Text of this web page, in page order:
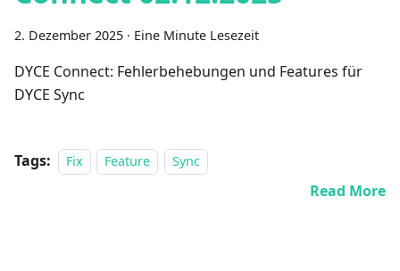
2. Dezember 2025 · Eine Minute Lesezeit
DYCE Connect: Fehlerbehebungen und Features für
DYCE Sync
Tags: Fix Feature Sync
Read More